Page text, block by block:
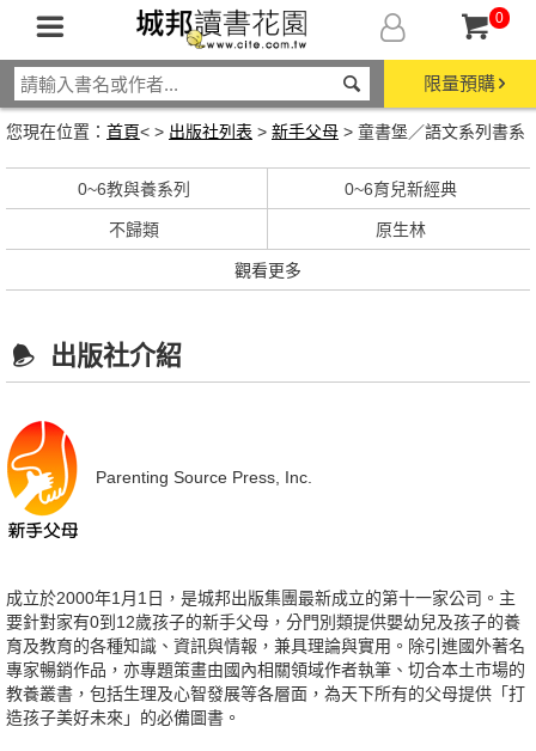
0
限量預購
您現在位置： 首頁< > 出版社列表 > 新手父母 > 童書堡／語文系列書系
0~6教與養系列 0~6育兒新經典
不歸類 原生林
觀看更多
出版社介紹
Parenting Source Press, Inc.
成立於2000年1月1日，是城邦出版集團最新成立的第十一家公司。主
要針對家有0到12歲孩子的新手父母，分門別類提供嬰幼兒及孩子的養
育及教育的各種知識、資訊與情報，兼具理論與實用。除引進國外著名
專家暢銷作品，亦專題策畫由國內相關領域作者執筆、切合本土市場的
教養叢書，包括生理及心智發展等各層面，為天下所有的父母提供「打
造孩子美好未來」的必備圖書。